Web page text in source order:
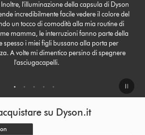
l'illuminazione della capsula di Dyson
incredibilmente facile vedere il colore del
un tocco di comodità alla mia routine di
mamma, le interruzioni fanno parte della
spesso i miei figli bussano alla porta per
A volte mi dimentico persino di spegnere
l'asciugacapelli.
1 2 3 4 5
su Dyson.it